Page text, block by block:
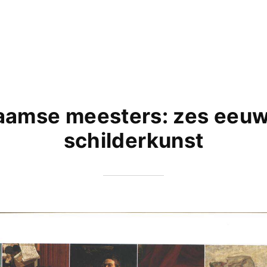
meesters: zes
schilderkunst